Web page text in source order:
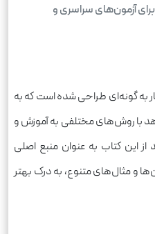
آزمون‌های سراسری و
به گونه‌ای طراحی شده است که به
با روش‌های مختلفی به آموزش و
از این کتاب به عنوان منبع اصلی
و مثال‌های متنوع، به درک بهتر